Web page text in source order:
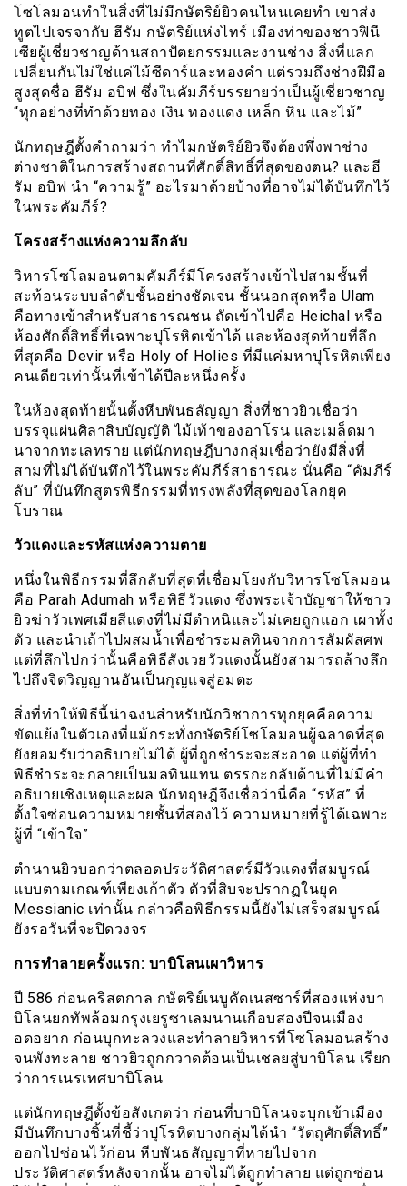
โซโลมอนทำในสิ่งที่ไม่มีกษัตริย์ยิวคนไหนเคยทำ เขาส่ง
ทูตไปเจรจากับ ฮีรัม กษัตริย์แห่งไทร์ เมืองท่าของชาวฟินี
เซียผู้เชี่ยวชาญด้านสถาปัตยกรรมและงานช่าง สิ่งที่แลก
เปลี่ยนกันไม่ใช่แค่ไม้ซีดาร์และทองคำ แต่รวมถึงช่างฝีมือ
สูงสุดชื่อ ฮีรัม อบิฟ ซึ่งในคัมภีร์บรรยายว่าเป็นผู้เชี่ยวชาญ
“ทุกอย่างที่ทำด้วยทอง เงิน ทองแดง เหล็ก หิน และไม้”
นักทฤษฎีตั้งคำถามว่า ทำไมกษัตริย์ยิวจึงต้องพึ่งพาช่าง
ต่างชาติในการสร้างสถานที่ศักดิ์สิทธิ์ที่สุดของตน? และฮี
รัม อบิฟ นำ “ความรู้” อะไรมาด้วยบ้างที่อาจไม่ได้บันทึกไว้
ในพระคัมภีร์?
โครงสร้างแห่งความลึกลับ
วิหารโซโลมอนตามคัมภีร์มีโครงสร้างเข้าไปสามชั้นที่
สะท้อนระบบลำดับชั้นอย่างชัดเจน ชั้นนอกสุดหรือ Ulam
คือทางเข้าสำหรับสาธารณชน ถัดเข้าไปคือ Heichal หรือ
ห้องศักดิ์สิทธิ์ที่เฉพาะปุโรหิตเข้าได้ และห้องสุดท้ายที่ลึก
ที่สุดคือ Devir หรือ Holy of Holies ที่มีแค่มหาปุโรหิตเพียง
คนเดียวเท่านั้นที่เข้าได้ปีละหนึ่งครั้ง
ในห้องสุดท้ายนั้นตั้งหีบพันธสัญญา สิ่งที่ชาวยิวเชื่อว่า
บรรจุแผ่นศิลาสิบบัญญัติ ไม้เท้าของอาโรน และเมล็ดมา
นาจากทะเลทราย แต่นักทฤษฎีบางกลุ่มเชื่อว่ายังมีสิ่งที่
สามที่ไม่ได้บันทึกไว้ในพระคัมภีร์สาธารณะ นั่นคือ “คัมภีร์
ลับ” ที่บันทึกสูตรพิธีกรรมที่ทรงพลังที่สุดของโลกยุค
โบราณ
วัวแดงและรหัสแห่งความตาย
หนึ่งในพิธีกรรมที่ลึกลับที่สุดที่เชื่อมโยงกับวิหารโซโลมอน
คือ Parah Adumah หรือพิธีวัวแดง ซึ่งพระเจ้าบัญชาให้ชาว
ยิวฆ่าวัวเพศเมียสีแดงที่ไม่มีตำหนิและไม่เคยถูกแอก เผาทั้ง
ตัว และนำเถ้าไปผสมน้ำเพื่อชำระมลทินจากการสัมผัสศพ
แต่ที่ลึกไปกว่านั้นคือพิธีสังเวยวัวแดงนั้นยังสามารถล้างลึก
ไปถึงจิตวิญญานอันเป็นกุญแจสู่อมตะ
สิ่งที่ทำให้พิธีนี้น่าฉงนสำหรับนักวิชาการทุกยุคคือความ
ขัดแย้งในตัวเองที่แม้กระทั่งกษัตริย์โซโลมอนผู้ฉลาดที่สุด
ยังยอมรับว่าอธิบายไม่ได้ ผู้ที่ถูกชำระจะสะอาด แต่ผู้ที่ทำ
พิธีชำระจะกลายเป็นมลทินแทน ตรรกะกลับด้านที่ไม่มีคำ
อธิบายเชิงเหตุและผล นักทฤษฎีจึงเชื่อว่านี่คือ “รหัส” ที่
ตั้งใจซ่อนความหมายชั้นที่สองไว้ ความหมายที่รู้ได้เฉพาะ
ผู้ที่ “เข้าใจ”
ตำนานยิวบอกว่าตลอดประวัติศาสตร์มีวัวแดงที่สมบูรณ์
แบบตามเกณฑ์เพียงเก้าตัว ตัวที่สิบจะปรากฏในยุค
Messianic เท่านั้น กล่าวคือพิธีกรรมนี้ยังไม่เสร็จสมบูรณ์
ยังรอวันที่จะปิดวงจร
การทำลายครั้งแรก: บาบิโลนเผาวิหาร
ปี 586 ก่อนคริสตกาล กษัตริย์เนบูคัดเนสซาร์ที่สองแห่งบา
บิโลนยกทัพล้อมกรุงเยรูซาเลมนานเกือบสองปีจนเมือง
อดอยาก ก่อนบุกทะลวงและทำลายวิหารที่โซโลมอนสร้าง
จนพังทะลาย ชาวยิวถูกกวาดต้อนเป็นเชลยสู่บาบิโลน เรียก
ว่าการเนรเทศบาบิโลน
แต่นักทฤษฎีตั้งข้อสังเกตว่า ก่อนที่บาบิโลนจะบุกเข้าเมือง
มีบันทึกบางชิ้นที่ชี้ว่าปุโรหิตบางกลุ่มได้นำ “วัตถุศักดิ์สิทธิ์”
ออกไปซ่อนไว้ก่อน หีบพันธสัญญาที่หายไปจาก
ประวัติศาสตร์หลังจากนั้น อาจไม่ได้ถูกทำลาย แต่ถูกซ่อน